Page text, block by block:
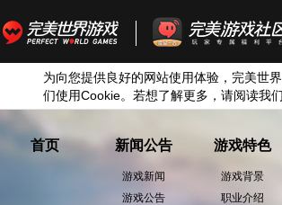
为向您提供良好的网站使用体验，完美世
们使用Cookie。若想了解更多，请阅读我
首页 新闻公告
游戏新闻
游戏公告
游戏特色
游戏背景
职业介绍